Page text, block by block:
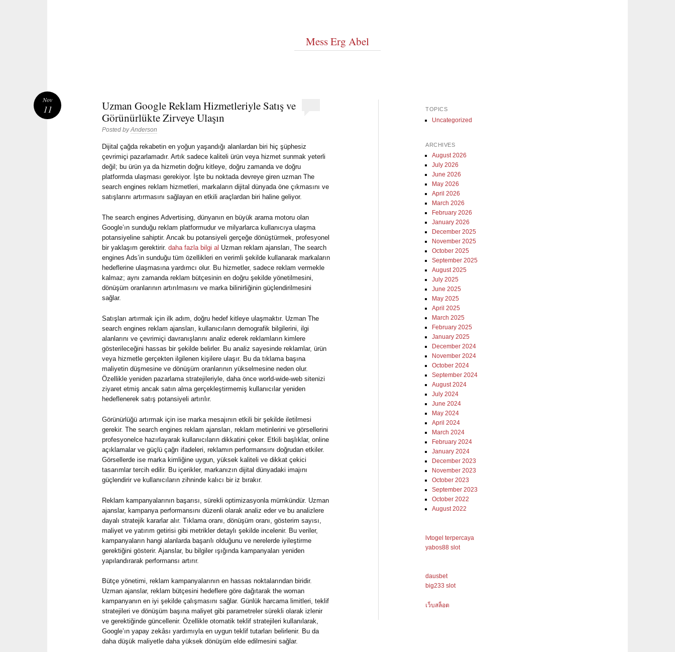
Mess Erg Abel
Uzman Google Reklam Hizmetleriyle Satış ve
Görünürlükte Zirveye Ulaşın
Posted byAnderson
Dijital çağda rekabetin en yoğun yaşandığı alanlardan biri hiç şüphesiz
çevrimiçi pazarlamadır. Artık sadece kaliteli ürün veya hizmet sunmak yeterli
değil; bu ürün ya da hizmetin doğru kitleye, doğru zamanda ve doğru
platformda ulaşması gerekiyor. İşte bu noktada devreye giren uzman The
search engines reklam hizmetleri, markaların dijital dünyada öne çıkmasını ve
satışlarını artırmasını sağlayan en etkili araçlardan biri haline geliyor.
The search engines Advertising, dünyanın en büyük arama motoru olan
Google’ın sunduğu reklam platformudur ve milyarlarca kullanıcıya ulaşma
potansiyeline sahiptir. Ancak bu potansiyeli gerçeğe dönüştürmek, profesyonel
bir yaklaşım gerektirir.daha fazla bilgi al Uzman reklam ajansları, The search
engines Ads’in sunduğu tüm özellikleri en verimli şekilde kullanarak markaların
hedeflerine ulaşmasına yardımcı olur. Bu hizmetler, sadece reklam vermekle
kalmaz; aynı zamanda reklam bütçesinin en doğru şekilde yönetilmesini,
dönüşüm oranlarının artırılmasını ve marka bilinirliğinin güçlendirilmesini
sağlar.
Satışları artırmak için ilk adım, doğru hedef kitleye ulaşmaktır. Uzman The
search engines reklam ajansları, kullanıcıların demografik bilgilerini, ilgi
alanlarını ve çevrimiçi davranışlarını analiz ederek reklamların kimlere
gösterileceğini hassas bir şekilde belirler. Bu analiz sayesinde reklamlar, ürün
veya hizmetle gerçekten ilgilenen kişilere ulaşır. Bu da tıklama başına
maliyetin düşmesine ve dönüşüm oranlarının yükselmesine neden olur.
Özellikle yeniden pazarlama stratejileriyle, daha önce world-wide-web sitenizi
ziyaret etmiş ancak satın alma gerçekleştirmemiş kullanıcılar yeniden
hedeflenerek satış potansiyeli artırılır.
Görünürlüğü artırmak için ise marka mesajının etkili bir şekilde iletilmesi
gerekir. The search engines reklam ajansları, reklam metinlerini ve görsellerini
profesyonelce hazırlayarak kullanıcıların dikkatini çeker. Etkili başlıklar, online
açıklamalar ve güçlü çağrı ifadeleri, reklamın performansını doğrudan etkiler.
Görsellerde ise marka kimliğine uygun, yüksek kaliteli ve dikkat çekici
tasarımlar tercih edilir. Bu içerikler, markanızın dijital dünyadaki imajını
güçlendirir ve kullanıcıların zihninde kalıcı bir iz bırakır.
Reklam kampanyalarının başarısı, sürekli optimizasyonla mümkündür. Uzman
ajanslar, kampanya performansını düzenli olarak analiz eder ve bu analizlere
dayalı stratejik kararlar alır. Tıklama oranı, dönüşüm oranı, gösterim sayısı,
maliyet ve yatırım getirisi gibi metrikler detaylı şekilde incelenir. Bu veriler,
kampanyaların hangi alanlarda başarılı olduğunu ve nerelerde iyileştirme
gerektiğini gösterir. Ajanslar, bu bilgiler ışığında kampanyaları yeniden
yapılandırarak performansı artırır.
Bütçe yönetimi, reklam kampanyalarının en hassas noktalarından biridir.
Uzman ajanslar, reklam bütçesini hedeflere göre dağıtarak the woman
kampanyanın en iyi şekilde çalışmasını sağlar. Günlük harcama limitleri, teklif
stratejileri ve dönüşüm başına maliyet gibi parametreler sürekli olarak izlenir
ve gerektiğinde güncellenir. Özellikle otomatik teklif stratejileri kullanılarak,
Google’ın yapay zekâsı yardımıyla en uygun teklif tutarları belirlenir. Bu da
daha düşük maliyetle daha yüksek dönüşüm elde edilmesini sağlar.
Nov
11 TOPICS
Uncategorized
ARCHIVES
August 2026
July 2026
June 2026
May 2026
April 2026
March 2026
February 2026
January 2026
December 2025
November 2025
October 2025
September 2025
August 2025
July 2025
June 2025
May 2025
April 2025
March 2025
February 2025
January 2025
December 2024
November 2024
October 2024
September 2024
August 2024
July 2024
June 2024
May 2024
April 2024
March 2024
February 2024
January 2024
December 2023
November 2023
October 2023
September 2023
October 2022
August 2022
lvtogel terpercaya
yabos88 slot
dausbet
big233 slot
เว็บสล็อต